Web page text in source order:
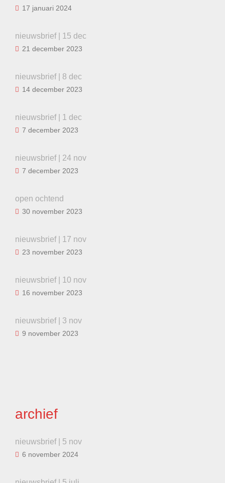
17 januari 2024
nieuwsbrief | 15 dec
21 december 2023
nieuwsbrief | 8 dec
14 december 2023
nieuwsbrief | 1 dec
7 december 2023
nieuwsbrief | 24 nov
7 december 2023
open ochtend
30 november 2023
nieuwsbrief | 17 nov
23 november 2023
nieuwsbrief | 10 nov
16 november 2023
nieuwsbrief | 3 nov
9 november 2023
archief
nieuwsbrief | 5 nov
6 november 2024